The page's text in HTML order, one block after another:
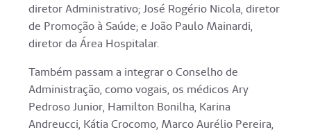
diretor Administrativo; José Rogério Nicola, diretor
de Promoção à Saúde; e João Paulo Mainardi,
diretor da Área Hospitalar.
Também passam a integrar o Conselho de
Administração, como vogais, os médicos Ary
Pedroso Junior, Hamilton Bonilha, Karina
Andreucci, Kátia Crocomo, Marco Aurélio Pereira,